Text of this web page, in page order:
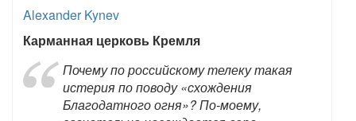
Alexander Kynev
Карманная церковь Кремля
Почему по российскому телеку такая
истерия по поводу «схождения
Благодатного огня»? По-моему,